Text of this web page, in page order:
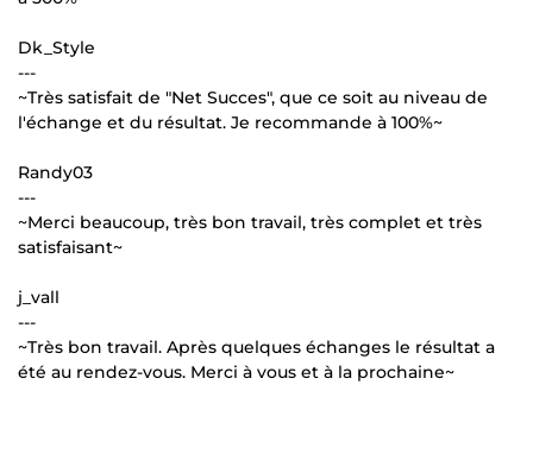
Dk_Style
---
~Très satisfait de "Net Succes", que ce soit au niveau de
l'échange et du résultat. Je recommande à 100%~
Randy03
---
~Merci beaucoup, très bon travail, très complet et très
satisfaisant~
j_vall
---
~Très bon travail. Après quelques échanges le résultat a
été au rendez-vous. Merci à vous et à la prochaine~